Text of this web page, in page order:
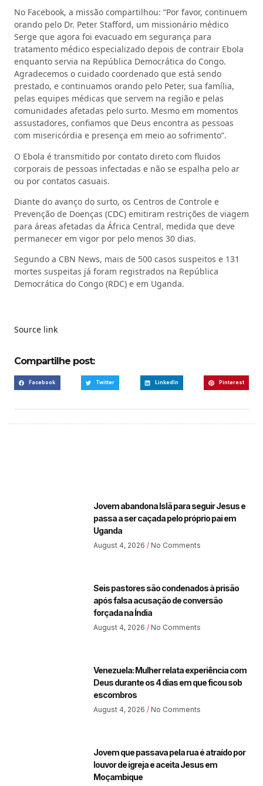
No Facebook, a missão compartilhou: “Por favor, continuem
orando pelo Dr. Peter Stafford, um missionário médico
Serge que agora foi evacuado em segurança para
tratamento médico especializado depois de contrair Ebola
enquanto servia na República Democrática do Congo.
Agradecemos o cuidado coordenado que está sendo
prestado, e continuamos orando pelo Peter, sua família,
pelas equipes médicas que servem na região e pelas
comunidades afetadas pelo surto. Mesmo em momentos
assustadores, confiamos que Deus encontra as pessoas
com misericórdia e presença em meio ao sofrimento”.
O Ebola é transmitido por contato direto com fluidos
corporais de pessoas infectadas e não se espalha pelo ar
ou por contatos casuais.
Diante do avanço do surto, os Centros de Controle e
Prevenção de Doenças (CDC) emitiram restrições de viagem
para áreas afetadas da África Central, medida que deve
permanecer em vigor por pelo menos 30 dias.
Segundo a CBN News, mais de 500 casos suspeitos e 131
mortes suspeitas já foram registrados na República
Democrática do Congo (RDC) e em Uganda.
Source link
Compartilhe post:
Facebook Twitter LinkedIn Pinterest
Jovem abandona Islã para seguir Jesus e
passa a ser caçada pelo próprio pai em
Uganda
August 4, 2026 No Comments
Seis pastores são condenados à prisão
após falsa acusação de conversão
forçada na Índia
August 4, 2026 No Comments
Venezuela: Mulher relata experiência com
Deus durante os 4 dias em que ficou sob
escombros
August 4, 2026 No Comments
Jovem que passava pela rua é atraído por
louvor de igreja e aceita Jesus em
Moçambique